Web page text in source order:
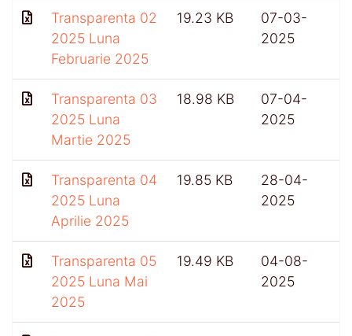
Transparenta 02
2025 Luna
Februarie 2025
19.23 KB
07-03-
2025
Transparenta 03
2025 Luna
Martie 2025
18.98 KB
07-04-
2025
Transparenta 04
2025 Luna
Aprilie 2025
19.85 KB
28-04-
2025
Transparenta 05
2025 Luna Mai
2025
19.49 KB
04-08-
2025